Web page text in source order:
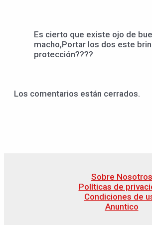
Es cierto que existe ojo de
macho,Portar los dos este
protección????
Los comentarios están cerrados.
Sobre Nosotros
Políticas de
Condiciones de
Anuntico